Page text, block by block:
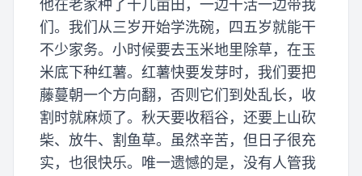
他在老家种了十几亩田，一边干活一边带我
们。我们从三岁开始学洗碗，四五岁就能干
不少家务。小时候要去玉米地里除草，在玉
米底下种红薯。红薯快要发芽时，我们要把
藤蔓朝一个方向翻，否则它们到处乱长，收
割时就麻烦了。秋天要收稻谷，还要上山砍
柴、放牛、割鱼草。虽然辛苦，但日子很充
实，也很快乐。唯一遗憾的是，没有人管我